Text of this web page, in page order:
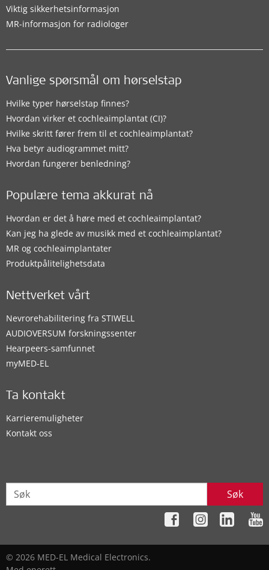
Viktig sikkerhetsinformasjon
MR-informasjon for radiologer
Vanlige spørsmål om hørselstap
Hvilke typer hørselstap finnes?
Hvordan virker et cochleaimplantat (CI)?
Hvilke skritt fører frem til et cochleaimplantat?
Hva betyr audiogrammet mitt?
Hvordan fungerer benledning?
Populære tema akkurat nå
Hvordan er det å høre med et cochleaimplantat?
Kan jeg ha glede av musikk med et cochleaimplantat?
MR og cochleaimplantater
Produktpålitelighetsdata
Nettverket vårt
Nevrorehabilitering fra STIWELL
AUDIOVERSUM forskningssenter
Hearpeers-samfunnet
myMED‑EL
Ta kontakt
Karrieremuligheter
Kontakt oss
Søk
© 2026 MED-EL Medical Electronics.